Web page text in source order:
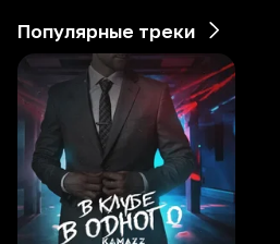
Популярные треки